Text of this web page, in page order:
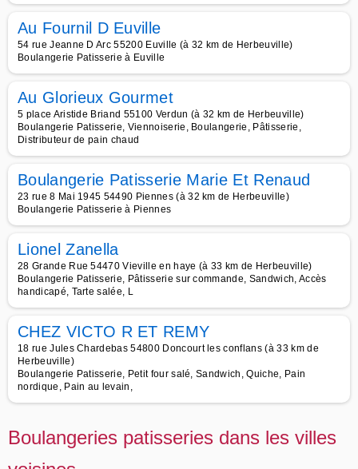
Au Fournil D Euville
54 rue Jeanne D Arc 55200 Euville (à 32 km de Herbeuville)
Boulangerie Patisserie à Euville
Au Glorieux Gourmet
5 place Aristide Briand 55100 Verdun (à 32 km de Herbeuville)
Boulangerie Patisserie, Viennoiserie, Boulangerie, Pâtisserie,
Distributeur de pain chaud
Boulangerie Patisserie Marie Et Renaud
23 rue 8 Mai 1945 54490 Piennes (à 32 km de Herbeuville)
Boulangerie Patisserie à Piennes
Lionel Zanella
28 Grande Rue 54470 Vieville en haye (à 33 km de Herbeuville)
Boulangerie Patisserie, Pâtisserie sur commande, Sandwich, Accès
handicapé, Tarte salée, L
CHEZ VICTO R ET REMY
18 rue Jules Chardebas 54800 Doncourt les conflans (à 33 km de
Herbeuville)
Boulangerie Patisserie, Petit four salé, Sandwich, Quiche, Pain
nordique, Pain au levain,
Boulangeries patisseries dans les villes